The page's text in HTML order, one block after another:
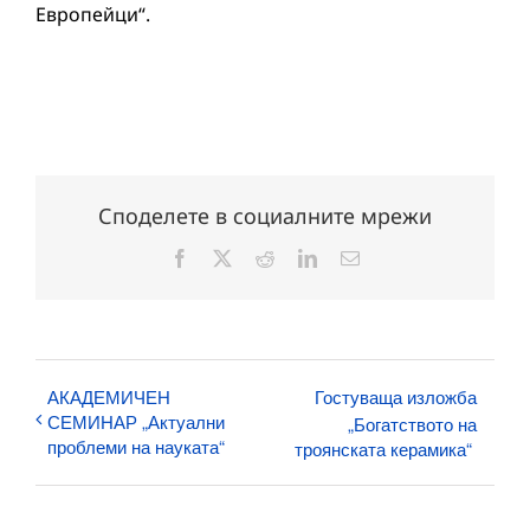
Европейци“.
Споделете в социалните мрежи
Facebook RedditLinkedInЕлектронна
АКАДЕМИЧЕН
СЕМИНАР „Актуални
проблеми на науката“
Гостуваща изложба
„Богатството на
троянската керамика“